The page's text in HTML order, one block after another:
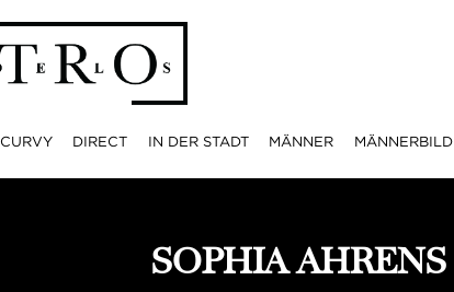
CURVY DIRECT IN DER STADT MÄNNER MÄNNERBILD
SOPHIA AHRENS